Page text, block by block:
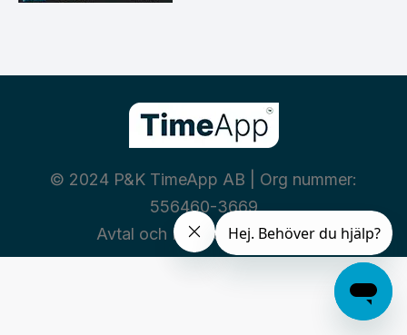
© 2024 P&K TimeApp AB | Org nummer:
556460-3669
Avtal och Policies|Integritet